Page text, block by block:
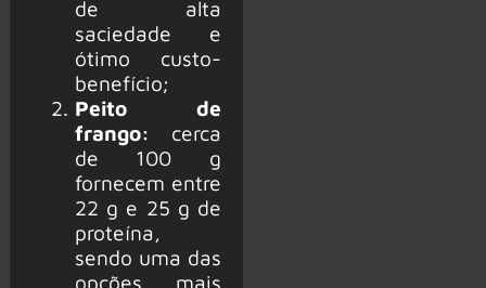
de alta
saciedade e
ótimo custo-
benefício;
Peito de
frango: cerca
de 100 g
fornecem entre
22 g e 25 g de
proteína,
sendo uma das
opções mais